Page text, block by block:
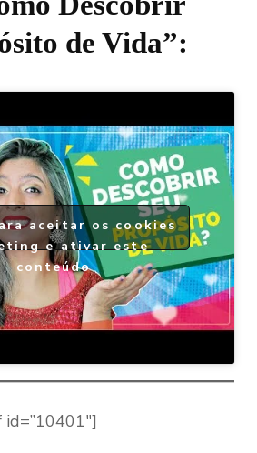
de Vida”:
aceitar os cookies
e ativar este
conteúdo